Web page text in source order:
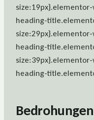
heading-
heading-
heading-